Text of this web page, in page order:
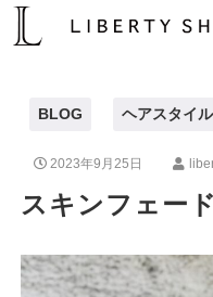
BLOG ヘアスタイル
2023年9月25日
スキンフェー